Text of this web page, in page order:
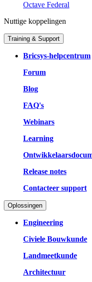
Octave Federal
Nuttige koppelingen
Training & Support
Bricsys-helpcentrum
Forum
Blog
FAQ's
Webinars
Learning
Release notes
Contacteer support
Oplossingen
Engineering
Civiele Bouwkunde
Landmeetkunde
Architectuur